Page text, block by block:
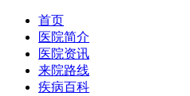
首页
医院简介
医院资讯
来院路线
疾病百科